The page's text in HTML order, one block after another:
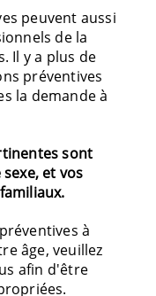
peuvent aussi
de la
Il y a plus de
préventives
la demande à
sont
et vos
à
âge, veuillez
afin d'être